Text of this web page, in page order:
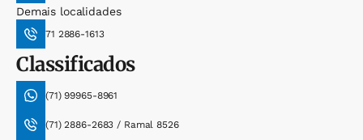
Demais localidades
71 2886-1613
Classificados
(71) 99965-8961
(71) 2886-2683 / Ramal 8526